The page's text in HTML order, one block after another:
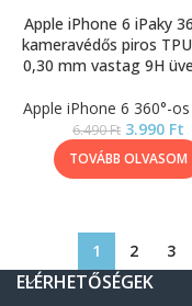
Apple iPhone 6 iPaky
kameravédős piros
0,30 mm vastag 9H
Apple iPhone 6 360°-
6.490Ft 3.990 Ft
TOVÁBB OLVASOM
1 2 3
ELÉRHETŐSÉGEK